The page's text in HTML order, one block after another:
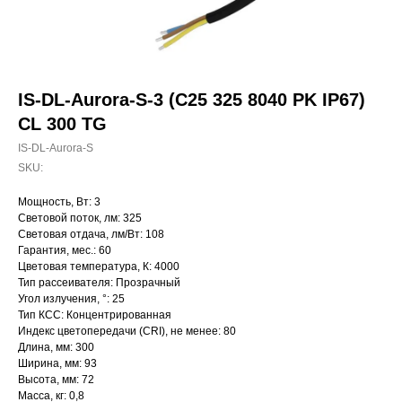
IS-DL-Aurora-S-3 (C25 325 8040 PK IP67)
CL 300 TG
IS-DL-Aurora-S
SKU:
Мощность, Вт: 3
Световой поток, лм: 325
Световая отдача, лм/Вт: 108
Гарантия, мес.: 60
Цветовая температура, К: 4000
Тип рассеивателя: Прозрачный
Угол излучения, °: 25
Тип КСС: Концентрированная
Индекс цветопередачи (CRI), не менее: 80
Длина, мм: 300
Ширина, мм: 93
Высота, мм: 72
Масса, кг: 0,8